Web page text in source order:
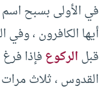
في الأولى بسبح اسم
أيها الكافرون ، وفي
قبلالركوعفإذا
القدوس ، ثلاث